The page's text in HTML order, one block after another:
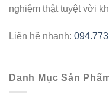
nghiệm thật tuyệt vời
Liên hệ nhanh:
Danh Mục Sản